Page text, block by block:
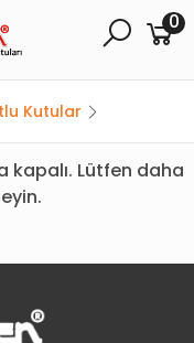
0
Kutular
kapalı. Lütfen daha